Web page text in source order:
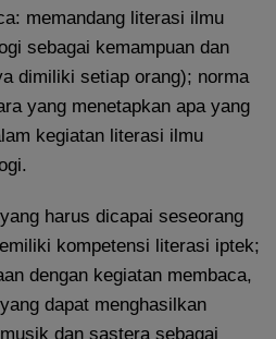
memandang literasi ilmu
sebagai kemampuan dan
dimiliki setiap orang); norma
yang menetapkan apa yang
kegiatan literasi ilmu
harus dicapai seseorang
kompetensi literasi iptek;
dengan kegiatan membaca,
dapat menghasilkan
dan sastera sebagai